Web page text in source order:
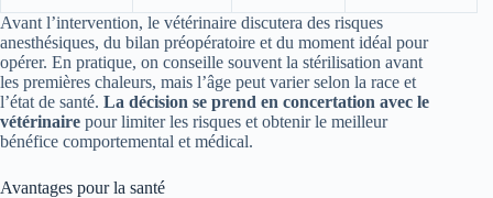
Avant l’intervention, le vétérinaire discutera des risques
anesthésiques, du bilan préopératoire et du moment idéal pour
opérer. En pratique, on conseille souvent la stérilisation avant
les premières chaleurs, mais l’âge peut varier selon la race et
l’état de santé. La décision se prend en concertation avec le
vétérinaire pour limiter les risques et obtenir le meilleur
bénéfice comportemental et médical.
Avantages pour la santé